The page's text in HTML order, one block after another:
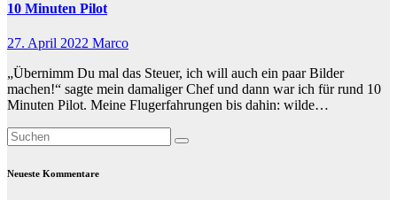
10 Minuten Pilot
27. April 2022 Marco
„Übernimm Du mal das Steuer, ich will auch ein paar Bilder
machen!“ sagte mein damaliger Chef und dann war ich für rund 10
Minuten Pilot. Meine Flugerfahrungen bis dahin: wilde…
Neueste Kommentare